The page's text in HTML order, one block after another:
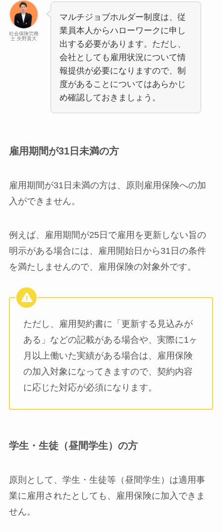
社会保険労務
士 矢野貴大
マルチジョブホルダー制度は、従
業員本人からハローワークに申し
出する必要があります。ただし、
会社としても雇用状況について情
報提供が必要になりますので、制
度があることについてはあらかじ
め確認しておきましょう。
雇用期間が31日未満の方
雇用期間が31日未満の方は、原則雇用保険への加
入ができません。
例えば、雇用期間が25日で雇用を更新しない旨の
明示がある場合には、雇用開始日から31日の条件
を満たしませんので、雇用保険の対象外です。
ただし、雇用契約書に「更新する見込みが
ある」などの記載がある場合や、実際に1ヶ
月以上働いた実績がある場合は、雇用保険
の加入対象になってきますので、契約内容
に応じた対応が必須になります。
学生・生徒（昼間学生）の方
原則として、学生・生徒等（昼間学生）は適用事
業に雇用されたとしても、雇用保険に加入できま
せん。